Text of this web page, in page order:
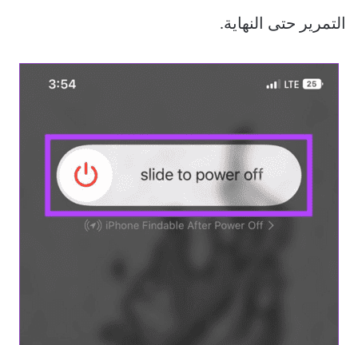
التمرير حتى النهاية.